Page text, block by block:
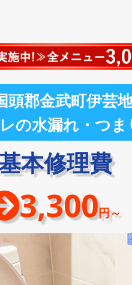
頭郡金武町伊芸
の水漏れ・つま
本修理費
3,300円～